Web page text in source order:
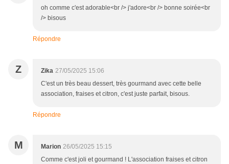
oh comme c'est adorable<br /> j'adore<br /> bonne soirée<br
/> bisous
Répondre
Z Zika 27/05/2025 15:06
C'est un très beau dessert, très gourmand avec cette belle
association, fraises et citron, c'est juste parfait, bisous.
Répondre
M Marion 26/05/2025 15:15
Comme c'est joli et gourmand ! L'association fraises et citron